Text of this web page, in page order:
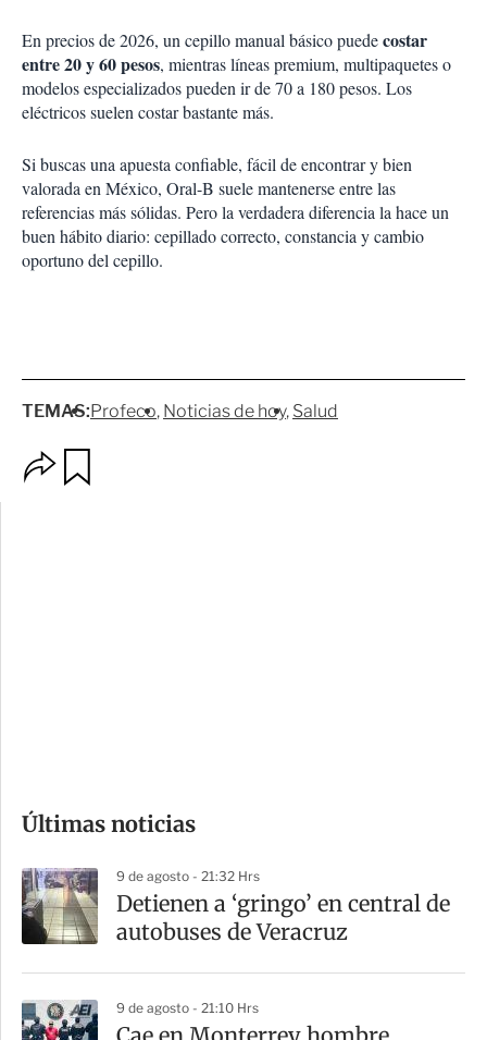
En precios de 2026, un cepillo manual básico puedecostar
entre 20 y 60 pesos, mientras líneas premium, multipaquetes o
modelos especializados pueden ir de 70 a 180 pesos. Los
eléctricos suelen costar bastante más.
Si buscas una apuesta confiable, fácil de encontrar y bien
valorada en México, Oral-B suele mantenerse entre las
referencias más sólidas. Pero la verdadera diferencia la hace un
buen hábito diario: cepillado correcto, constancia y cambio
oportuno del cepillo.
TEMAS:Profeco Noticias de hoy Salud
m
a
r
t
r
Últimas noticias
9 de agosto - 21:32 Hrs
Detienen a ‘gringo’ en central de
autobuses de Veracruz
9 de agosto - 21:10 Hrs